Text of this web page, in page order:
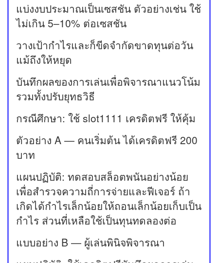
แบ่งงบประมาณเป็นเซสชัน ตัวอย่างเช่น ใช้
ไม่เกิน 5–10% ต่อเซสชัน
วางเป้ากำไรและก็ขีดจำกัดขาดทุนต่อวัน
แม้ถึงให้หยุด
บันทึกผลของการเล่นเพื่อพิจารณาแนวโน้ม
รวมทั้งปรับยุทธวิธี
กรณีศึกษา: ใช้ slot1111 เครดิตฟรี ให้คุ้ม
ตัวอย่าง A — คนเริ่มต้น ได้เครดิตฟรี 200
บาท
แผนปฏิบัติ: ทดสอบสล็อตพนันอย่างน้อย
เพื่อสำรวจความถี่การจ่ายและฟีเจอร์ ถ้า
เกิดได้กำไรเล็กน้อยให้ถอนเล็กน้อยเก็บเป็น
กำไร ส่วนที่เหลือใช้เป็นทุนทดลองต่อ
แบบอย่าง B — ผู้เล่นพินิจพิจารณา